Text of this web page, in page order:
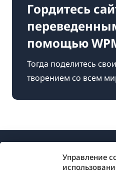
Управление
Гордитесь
помощью
Тогда поделитесь
творением со всем